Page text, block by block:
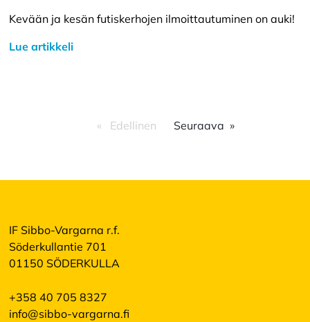
Kevään ja kesän futiskerhojen ilmoittautuminen on auki!
Lue artikkeli
Edellinen Seuraava
IF Sibbo-Vargarna r.f.
Söderkullantie 701
01150 SÖDERKULLA
+358 40 705 8327
info@sibbo-vargarna.fi